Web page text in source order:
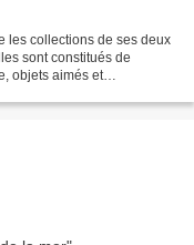
les collections de ses deux
sont constitués de
objets aimés et